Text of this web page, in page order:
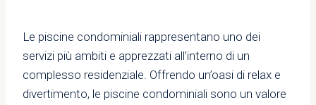
Le piscine condominiali rappresentano uno dei
servizi più ambiti e apprezzati all’interno di un
complesso residenziale. Offrendo un’oasi di relax e
divertimento, le piscine condominiali sono un valore